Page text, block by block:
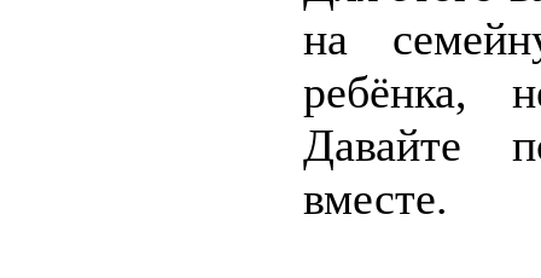
на
ребёнка,
Давайте
вместе.